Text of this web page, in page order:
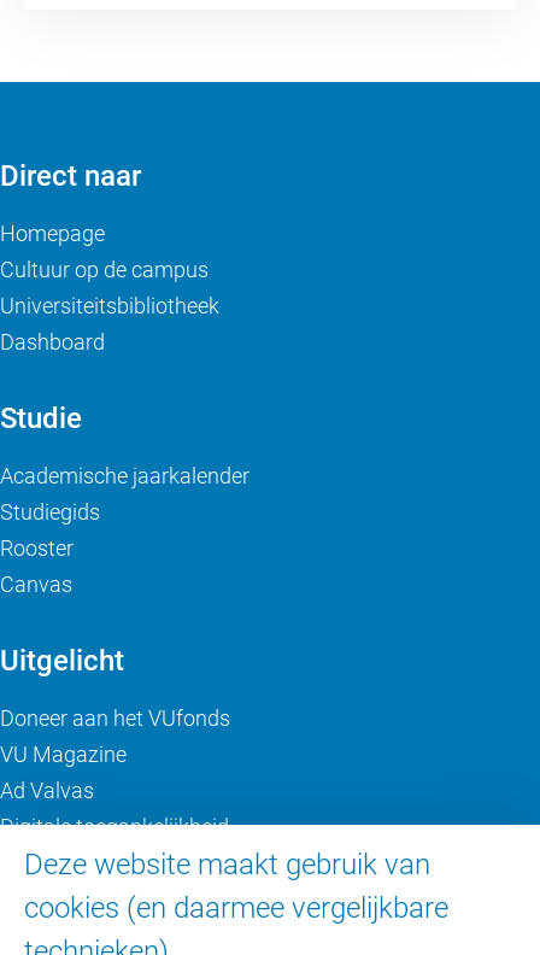
Deze website maakt gebruik van
cookies (en daarmee vergelijkbare
Direct naar
Homepage
Cultuur op de campus
Universiteitsbibliotheek
Dashboard
Studie
Academische jaarkalender
Studiegids
Rooster
Canvas
Uitgelicht
Doneer aan het VUfonds
VU Magazine
Ad Valvas
Digitale toegankelijkheid
Over de VU